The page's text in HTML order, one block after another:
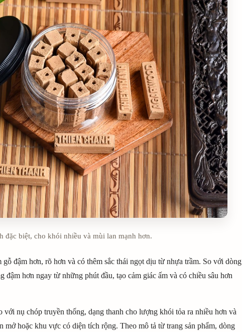
đặc biệt, cho khói nhiều và mùi lan mạnh hơn.
đậm hơn, rõ hơn và có thêm sắc thái ngọt dịu từ nhựa trầm. So với dòng
hơn ngay từ những phút đầu, tạo cảm giác ấm và có chiều sâu hơn
với nụ chóp truyền thống, dạng thanh cho lượng khói tỏa ra nhiều hơn và
hoặc khu vực có diện tích rộng. Theo mô tả từ trang sản phẩm, dòng